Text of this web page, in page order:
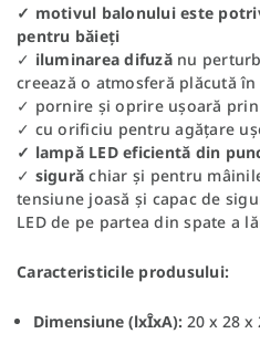
✓ motivul balonului este
pentru băieți
✓ iluminarea difuză nu
creează o atmosferă plăcută
✓ pornire și oprire ușoară
✓ cu orificiu pentru agățare
✓ lampă LED eficientă din
✓ sigură chiar și pentru
tensiune joasă și capac de
LED de pe partea din spate a
Caracteristicile produsului:
Dimensiune (lxÎxA): 20 x 28 x